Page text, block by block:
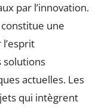
par l’innovation.
constitue une
solutions
actuelles. Les
qui intègrent